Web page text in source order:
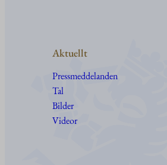
Aktuellt
Pressmeddelanden
Tal
Bilder
Videor